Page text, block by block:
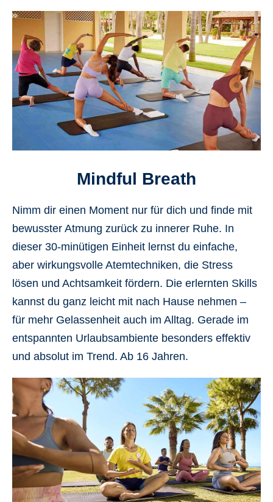
Mindful Breath
Nimm dir einen Moment nur für dich und finde mit
bewusster Atmung zurück zu innerer Ruhe. In
dieser 30‑minütigen Einheit lernst du einfache,
aber wirkungsvolle Atemtechniken, die Stress
lösen und Achtsamkeit fördern. Die erlernten Skills
kannst du ganz leicht mit nach Hause nehmen –
für mehr Gelassenheit auch im Alltag. Gerade im
entspannten Urlaubsambiente besonders effektiv
und absolut im Trend. Ab 16 Jahren.